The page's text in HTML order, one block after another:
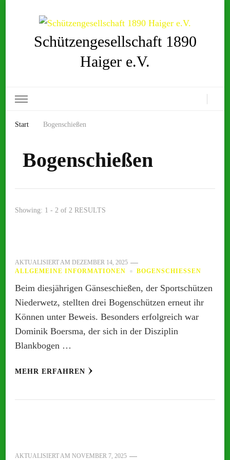
Schützengesellschaft 1890
Haiger e.V.
Start Bogenschießen
Bogenschießen
Showing: 1 - 2 of 2 RESULTS
AKTUALISIERT AM DEZEMBER 14, 2025
ALLGEMEINE INFORMATIONEN
BOGENSCHIESSEN
Beim diesjährigen Gänseschießen, der Sportschützen
Niederwetz, stellten drei Bogenschützen erneut ihr
Können unter Beweis. Besonders erfolgreich war
Dominik Boersma, der sich in der Disziplin
Blankbogen …
MEHR ERFAHREN
AKTUALISIERT AM NOVEMBER 7, 2025